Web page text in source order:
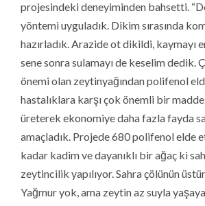
projesindeki deneyiminden bahsetti.
yöntemi uyguladık. Dikim sırasında
hazırladık. Arazide ot dikildi, kaymayı
sene sonra sulamayı de keselim dedik.
önemi olan zeytinyağından polifenol
hastalıklara karşı çok önemli bir
üreterek ekonomiye daha fazla fayda
amaçladık. Projede 680 polifenol elde
kadar kadim ve dayanıklı bir ağaç ki
zeytincilik yapılıyor. Sahra çölünün
Yağmur yok, ama zeytin az suyla